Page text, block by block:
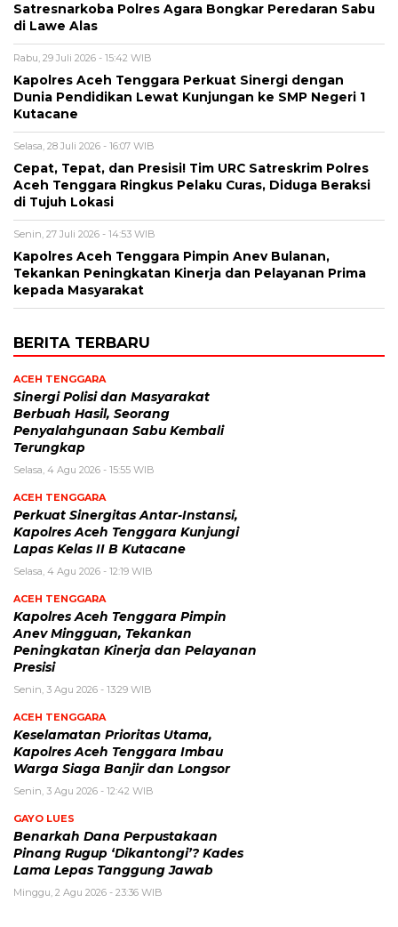
Satresnarkoba Polres Agara Bongkar Peredaran Sabu
di Lawe Alas
Rabu, 29 Juli 2026 - 15:42 WIB
Kapolres Aceh Tenggara Perkuat Sinergi dengan
Dunia Pendidikan Lewat Kunjungan ke SMP Negeri 1
Kutacane
Selasa, 28 Juli 2026 - 16:07 WIB
Cepat, Tepat, dan Presisi! Tim URC Satreskrim Polres
Aceh Tenggara Ringkus Pelaku Curas, Diduga Beraksi
di Tujuh Lokasi
Senin, 27 Juli 2026 - 14:53 WIB
Kapolres Aceh Tenggara Pimpin Anev Bulanan,
Tekankan Peningkatan Kinerja dan Pelayanan Prima
kepada Masyarakat
BERITA TERBARU
ACEH TENGGARA
Sinergi Polisi dan Masyarakat
Berbuah Hasil, Seorang
Penyalahgunaan Sabu Kembali
Terungkap
Selasa, 4 Agu 2026 - 15:55 WIB
ACEH TENGGARA
Perkuat Sinergitas Antar-Instansi,
Kapolres Aceh Tenggara Kunjungi
Lapas Kelas II B Kutacane
Selasa, 4 Agu 2026 - 12:19 WIB
ACEH TENGGARA
Kapolres Aceh Tenggara Pimpin
Anev Mingguan, Tekankan
Peningkatan Kinerja dan Pelayanan
Presisi
Senin, 3 Agu 2026 - 13:29 WIB
ACEH TENGGARA
Keselamatan Prioritas Utama,
Kapolres Aceh Tenggara Imbau
Warga Siaga Banjir dan Longsor
Senin, 3 Agu 2026 - 12:42 WIB
GAYO LUES
Benarkah Dana Perpustakaan
Pinang Rugup ‘Dikantongi’? Kades
Lama Lepas Tanggung Jawab
Minggu, 2 Agu 2026 - 23:36 WIB